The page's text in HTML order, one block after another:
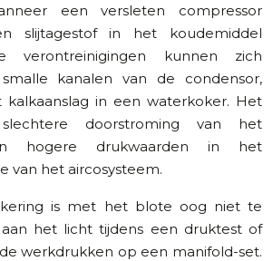
een versleten compressor
slijtagestof in het koudemiddel
verontreinigingen kunnen zich
kanalen van de condensor,
kalkaanslag in een waterkoker. Het
doorstroming van het
hogere drukwaarden in het
van het aircosysteem.
is met het blote oog niet te
het licht tijdens een druktest of
werkdrukken op een manifold-set.